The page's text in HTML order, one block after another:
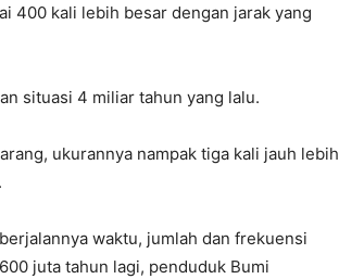
400 kali lebih besar dengan jarak yang
situasi 4 miliar tahun yang lalu.
ukurannya nampak tiga kali jauh lebih
waktu, jumlah dan frekuensi
juta tahun lagi, penduduk Bumi